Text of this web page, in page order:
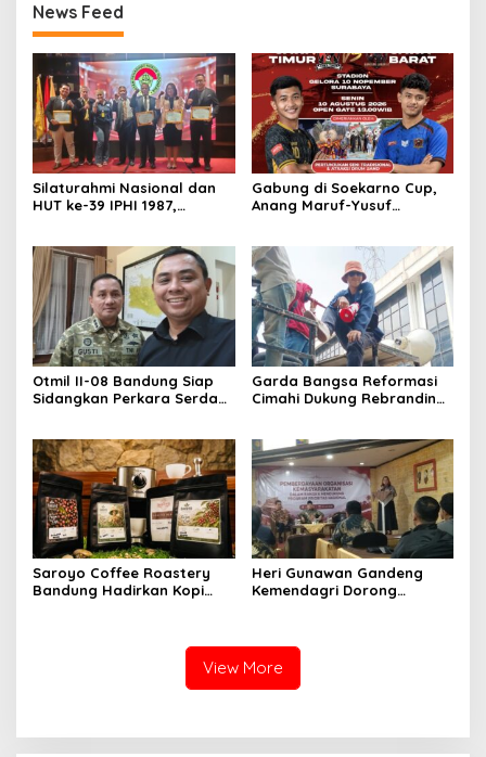
News Feed
Silaturahmi Nasional dan
HUT ke-39 IPHI 1987,
Hukum
Gabung di Soekarno Cup,
Anang Maruf-Yusuf
Air
Otmil II-08 Bandung Siap
Sidangkan Perkara Serda
Cirebon
Garda Bangsa Reformasi
Cimahi Dukung Rebranding
Pelayanan
Saroyo Coffee Roastery
Bandung Hadirkan Kopi
Heri Gunawan Gandeng
Kemendagri Dorong
View More